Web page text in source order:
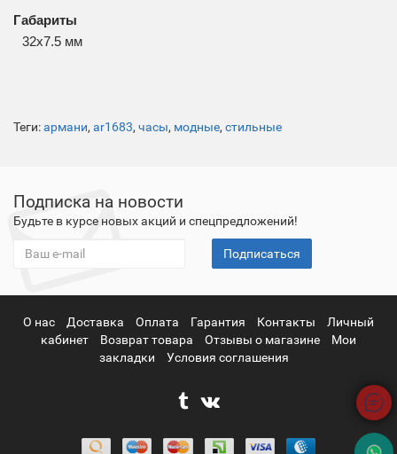
Габариты
32x7.5 мм
Теги:армани, ar1683, часы, модные, стильные
Подписка на новости
Будьте в курсе новых акций и спецпредложений!
Подписаться
О нас Доставка Оплата Гарантия Контакты
Личный
кабинет
Возврат товара Отзывы о магазине
Мои
закладки
Условия соглашения